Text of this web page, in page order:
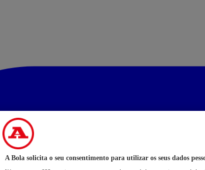
A Bola solicita o seu consentimento para utilizar os seus dados